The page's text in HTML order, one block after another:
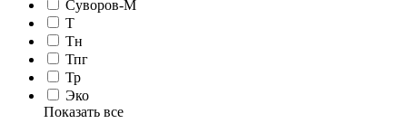
Суворов-М
Т
Тн
Тпг
Тр
Эко
Показать все